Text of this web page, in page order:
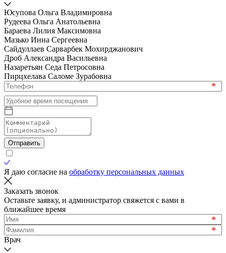
Юсупова Ольга Владимировна
Рудеева Ольга Анатольевна
Бараева Лилия Максимовна
Мазько Инна Сергеевна
Сайдуллаев Сарварбек Мохирджанович
Дроб Александра Васильевна
Назаретьян Седа Петросовна
Пирцхелава Саломе Зурабовна
*
Отправить
Я даю согласие на обработку персональных данных
Заказать звонок
Оставьте заявку, и администратор свяжется с вами в
ближайшее время
*
*
Врач